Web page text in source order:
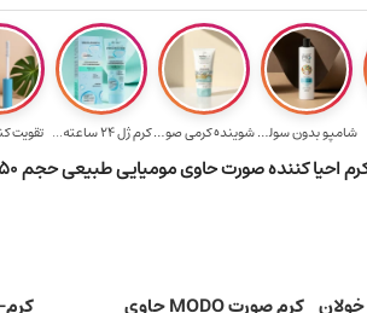
شامپو بدون سولف... شوینده کرمی صور...کرم ژل ۲۴ ساعته... تقویت‌
احیا کننده صورت حاوی مومیایی طبیعی حجم ۵۰ میلی لیتر
کرم صورت MODO حاوی